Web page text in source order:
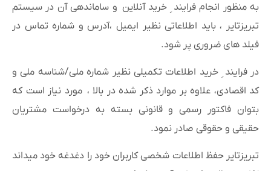
به منظور انجام فرایند ِ خرید آنلاین و ساماندهی آن در سیستم
تبریزتایر ، باید اطلاعاتی نظیر ایمیل ،آدرس و شماره تماس در
فیلد های ضروری پر شود.
در فرایند ِ خرید اطلاعات تکمیلی نظیر شماره ملی/شناسه ملی و
کد اقصادی، علاوه بر موارد ‌ذکر شده در بالا ، مورد نیاز است که
بتوان فاکتور رسمی و قانونی بسته به درخواست مشتریان
حقیقی و حقوقی صادر نمود.
تبریزتایر حفظ اطلاعات شخصی کاربران خود را دغدغه خود میداند